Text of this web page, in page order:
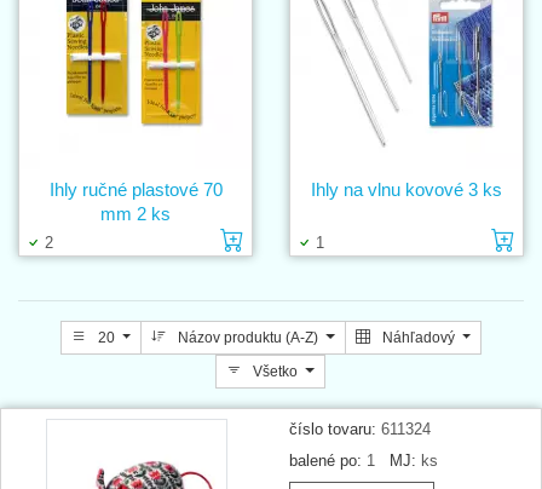
2 Vložiť do košíka
Ihly ručné plastové 70
mm 2 ks
1
Ihly na vlnu kovové 3 ks
20 Názov produktu (A-Z)
Náhľadový
Všetko
číslo tovaru: 611324
balené po: 1 MJ: ks